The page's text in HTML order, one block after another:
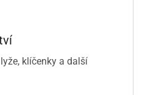
klíčenky a další